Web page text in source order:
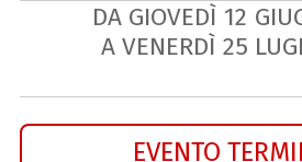
DA GIOVEDÌ 12
A VENERDÌ 25
EVENTO